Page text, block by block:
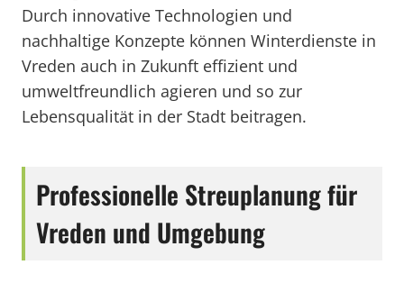
Durch innovative Technologien und
nachhaltige Konzepte können Winterdienste in
Vreden auch in Zukunft effizient und
umweltfreundlich agieren und so zur
Lebensqualität in der Stadt beitragen.
Professionelle Streuplanung für
Vreden und Umgebung